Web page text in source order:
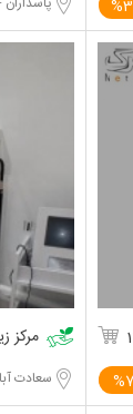
مرکز
سعادت